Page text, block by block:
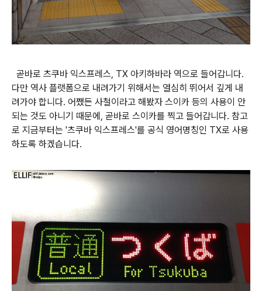
곧바로 츠쿠바 익스프레스, TX 아키하바라 역으로 들어갑니다.
다만 역사 플랫폼으로 내려가기 위해서는 열심히 뛰어서 깊게 내
려가야 합니다. 어쨌든 사철이라고 해봤자 스이카 등의 사용이 안
되는 것도 아니기 때문에, 곧바로 스이카를 찍고 들어갑니다. 참고
로 지금부터는 '츠쿠바 익스프레스'를 공식 영어명칭인 TX로 사용
하도록 하겠습니다.